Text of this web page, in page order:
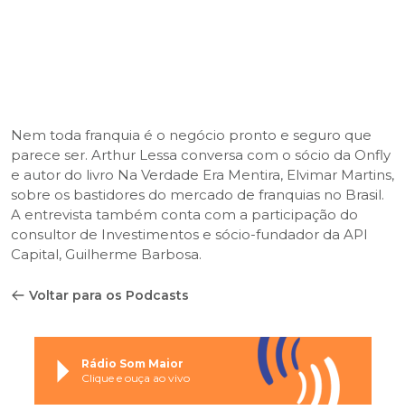
Nem toda franquia é o negócio pronto e seguro que
parece ser. Arthur Lessa conversa com o sócio da Onfly
e autor do livro Na Verdade Era Mentira, Elvimar Martins,
sobre os bastidores do mercado de franquias no Brasil.
A entrevista também conta com a participação do
consultor de Investimentos e sócio-fundador da API
Capital, Guilherme Barbosa.
Voltar para os Podcasts
Rádio Som Maior
Clique e ouça ao vivo